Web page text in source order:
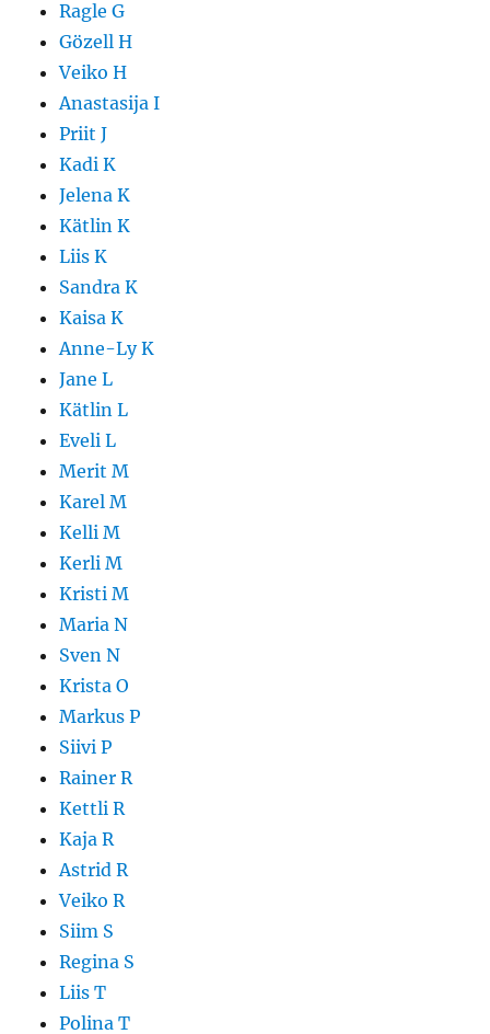
Ragle G
Gözell H
Veiko H
Anastasija I
Priit J
Kadi K
Jelena K
Kätlin K
Liis K
Sandra K
Kaisa K
Anne-Ly K
Jane L
Kätlin L
Eveli L
Merit M
Karel M
Kelli M
Kerli M
Kristi M
Maria N
Sven N
Krista O
Markus P
Siivi P
Rainer R
Kettli R
Kaja R
Astrid R
Veiko R
Siim S
Regina S
Liis T
Polina T